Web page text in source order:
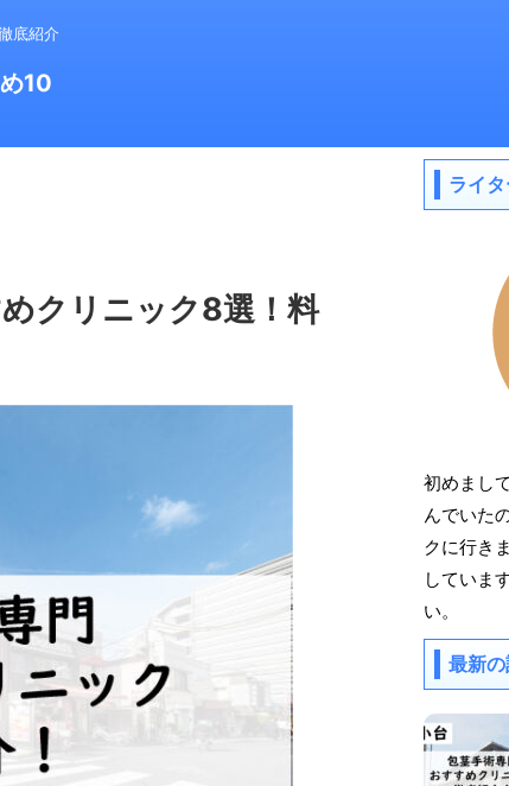
底紹介
10
めクリニック8選！料
ライ
初めまし
んでいた
クに行き
していま
い。
最新